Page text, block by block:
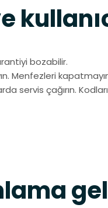
bozabilir.
Menfezleri
servis çağırın.